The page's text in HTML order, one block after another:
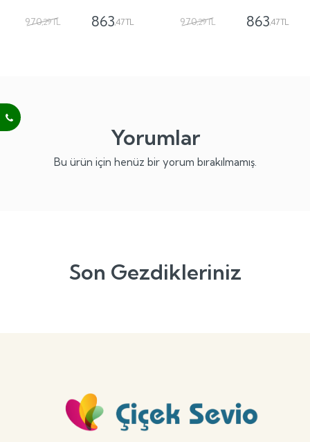
970,29 TL 863,47 TL 970,29 TL 863,47 TL
Yorumlar
Bu ürün için henüz bir yorum bırakılmamış.
Son Gezdikleriniz